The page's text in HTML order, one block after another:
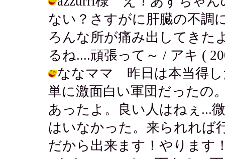
ない？さすがに肝臓の不調
ろんな所が痛み出してきた
るね....頑張って～ / アキ (
ななママ 昨日は本当得し
単に激面白い軍団だったの
あったよ。良い人はねぇ...
はいなかった。来られれば
だから出来ます！やります